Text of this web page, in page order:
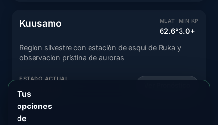
Kuusamo MLAT
62.6°
MIN KP
3.0+
Región silvestre con estación de esquí de Ruka y
observación prístina de auroras
ESTADO ACTUAL
Improbable
Tus
opciones
de